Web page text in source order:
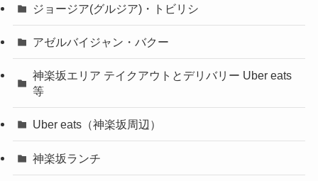
ジョージア(グルジア)・トビリシ
アゼルバイジャン・バクー
神楽坂エリア テイクアウトとデリバリー Uber eats
等
Uber eats（神楽坂周辺）
神楽坂ランチ